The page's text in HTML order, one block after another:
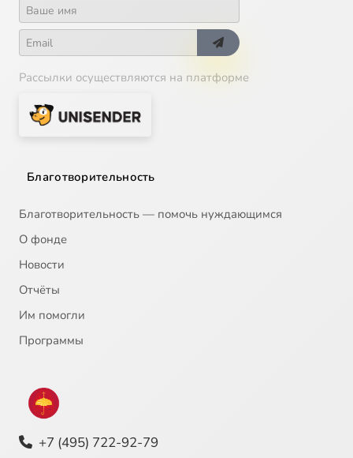
Рассылки осуществляются на платформе
Благотворительность
Благотворительность — помочь нуждающимся
О фонде
Новости
Отчёты
Им помогли
Программы
+7 (495) 722-92-79